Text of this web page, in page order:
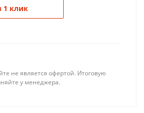
1 клик
не является офертой. Итоговую
у менеджера.